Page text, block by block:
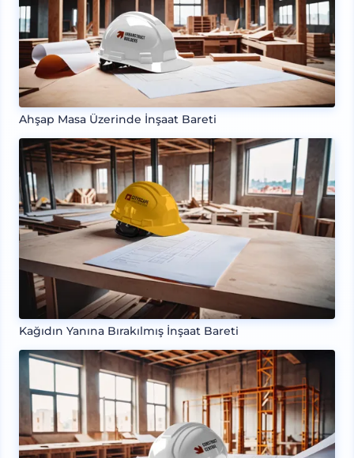
Ahşap Masa Üzerinde İnşaat Bareti
Kağıdın Yanına Bırakılmış İnşaat Bareti